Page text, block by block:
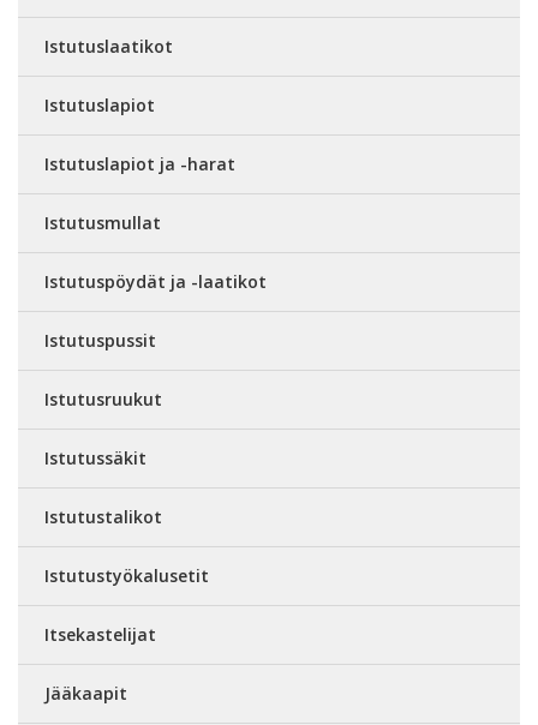
Istutuslaatikot
Istutuslapiot
Istutuslapiot ja -harat
Istutusmullat
Istutuspöydät ja -laatikot
Istutuspussit
Istutusruukut
Istutussäkit
Istutustalikot
Istutustyökalusetit
Itsekastelijat
Jääkaapit